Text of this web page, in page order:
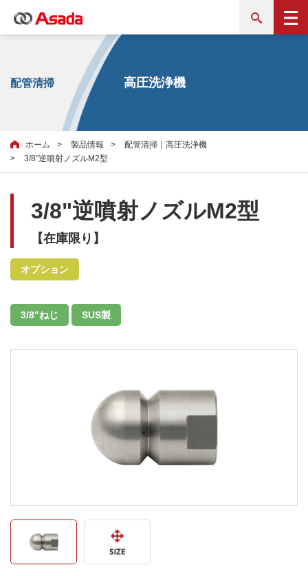
配管清掃 高圧洗浄機
ホーム 製品情報
配管清掃｜高圧洗浄機
3/8"逆噴射ノズルM2型
3/8"逆噴射ノズルM2型
【在庫限り】
オプション
3/8"ねじ SUS製